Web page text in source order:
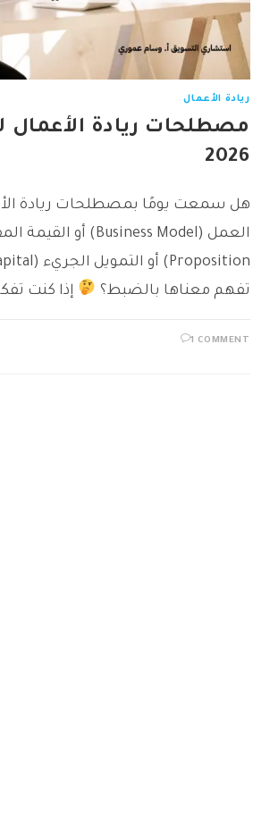
ريادة الأعمال
مصطلحات ريادة الأعمال
2026
هل سمعت يومًا بمصطلحات ريادة
تفهم معناها بالضبط؟
إذا كنت
1 COMMENT